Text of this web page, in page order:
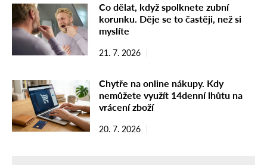
Co dělat, když spolknete zubní
korunku. Děje se to častěji, než si
myslíte
21. 7. 2026
Chytře na online nákupy. Kdy
nemůžete využít 14denní lhůtu na
vrácení zboží
20. 7. 2026